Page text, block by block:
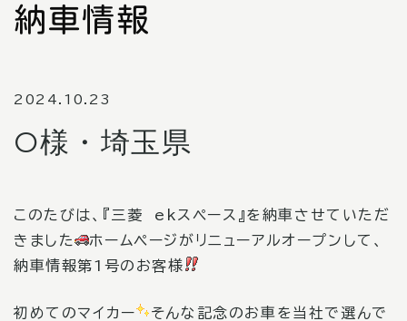
納車情報
2024.10.23
O様・埼玉県
このたびは、『三菱 ekスペース』を納車させていただ
きました
ホームページがリニューアルオープンして、
納車情報第1号のお客様
初めてのマイカー
そんな記念のお車を当社で選んで